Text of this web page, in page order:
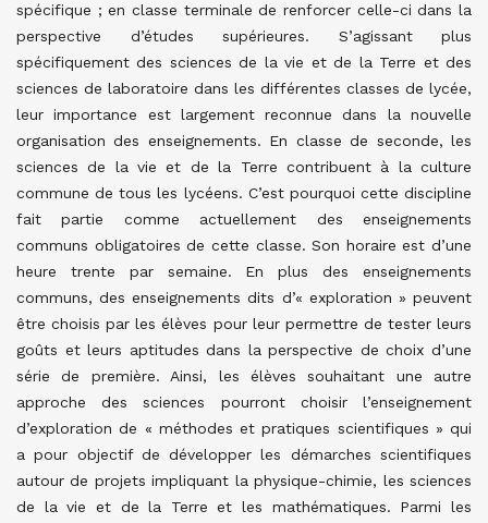
spécifique ; en classe terminale de renforcer celle-ci dans la
perspective d’études supérieures. S’agissant plus
spécifiquement des sciences de la vie et de la Terre et des
sciences de laboratoire dans les différentes classes de lycée,
leur importance est largement reconnue dans la nouvelle
organisation des enseignements. En classe de seconde, les
sciences de la vie et de la Terre contribuent à la culture
commune de tous les lycéens. C’est pourquoi cette discipline
fait partie comme actuellement des enseignements
communs obligatoires de cette classe. Son horaire est d’une
heure trente par semaine. En plus des enseignements
communs, des enseignements dits d’« exploration » peuvent
être choisis par les élèves pour leur permettre de tester leurs
goûts et leurs aptitudes dans la perspective de choix d’une
série de première. Ainsi, les élèves souhaitant une autre
approche des sciences pourront choisir l’enseignement
d’exploration de « méthodes et pratiques scientifiques » qui
a pour objectif de développer les démarches scientifiques
autour de projets impliquant la physique-chimie, les sciences
de la vie et de la Terre et les mathématiques. Parmi les